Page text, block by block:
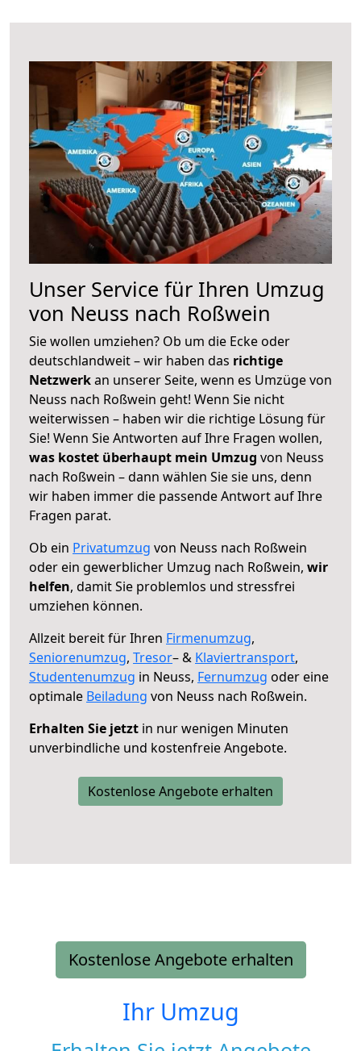
Unser Service für Ihren Umzug
von Neuss nach Roßwein
Sie wollen umziehen? Ob um die Ecke oder
deutschlandweit – wir haben das richtige
Netzwerkan unserer Seite, wenn es Umzüge von
Neuss nach Roßwein geht! Wenn Sie nicht
weiterwissen – haben wir die richtige Lösung für
Sie! Wenn Sie Antworten auf Ihre Fragen wollen,
was kostet überhaupt mein Umzug von Neuss
nach Roßwein – dann wählen Sie sie uns, denn
wir haben immer die passende Antwort auf Ihre
Fragen parat.
Ob ein Privatumzug von Neuss nach Roßwein
oder ein gewerblicher Umzug nach Roßwein, wir
helfen, damit Sie problemlos und stressfrei
umziehen können.
Allzeit bereit für Ihren Firmenumzug,
Seniorenumzug, Tresor– & Klaviertransport,
Studentenumzug in Neuss, Fernumzug oder eine
optimale Beiladung von Neuss nach Roßwein.
Erhalten Sie jetzt in nur wenigen Minuten
unverbindliche und kostenfreie Angebote.
Kostenlose Angebote erhalten
Kostenlose Angebote erhalten
Ihr Umzug